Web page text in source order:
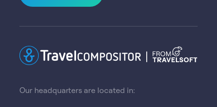
Our headquarters are located in: